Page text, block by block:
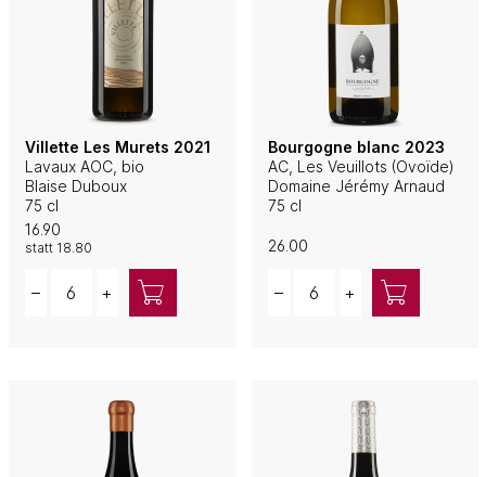
Villette Les Murets 2021
Lavaux AOC, bio
Blaise Duboux
75 cl
16.90
statt 18.80
– +
Bourgogne blanc 2023
AC, Les Veuillots (Ovoïde)
Domaine Jérémy Arnaud
75 cl
26.00
– +